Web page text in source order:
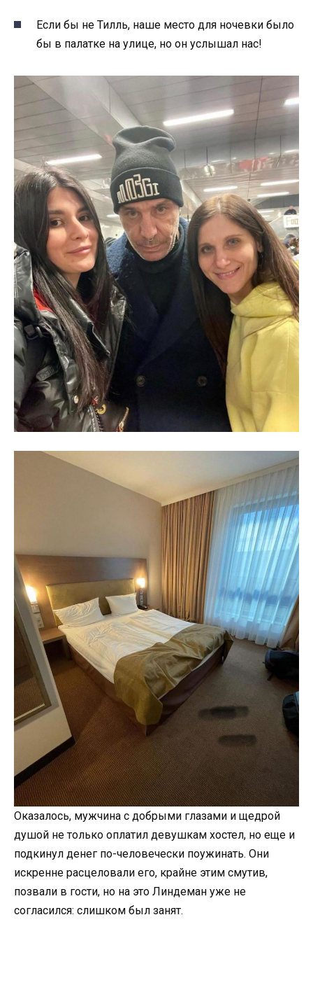
Если бы не Тилль, наше место для ночевки было
бы в палатке на улице, но он услышал нас!
Оказалось, мужчина с добрыми глазами и щедрой
душой не только оплатил девушкам хостел, но еще и
подкинул денег по-человечески поужинать. Они
искренне расцеловали его, крайне этим смутив,
позвали в гости, но на это Линдеман уже не
согласился: слишком был занят.